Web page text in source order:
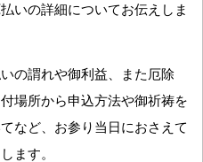
いの詳細についてお伝えしま
の謂れや御利益、また厄除
場所から申込方法や御祈祷を
など、お参り当日におさえて
ます。